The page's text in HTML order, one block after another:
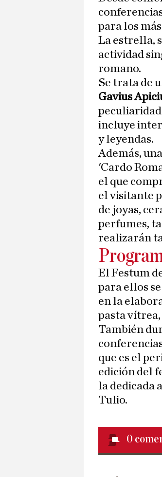
para los
La estrella,
actividad
romano.
Se trata de
Gavius
incluye
y leyendas.
Además,
'Cardo
el que
el visitante
de joyas,
perfumes,
realizarán
El Festum
para ellos
en la
pasta
También
que es el
edición del
la dedicada
Tulio.
0